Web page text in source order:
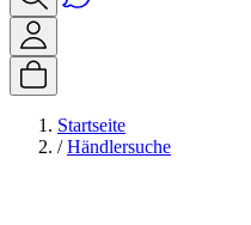
Startseite
/ Händlersuche